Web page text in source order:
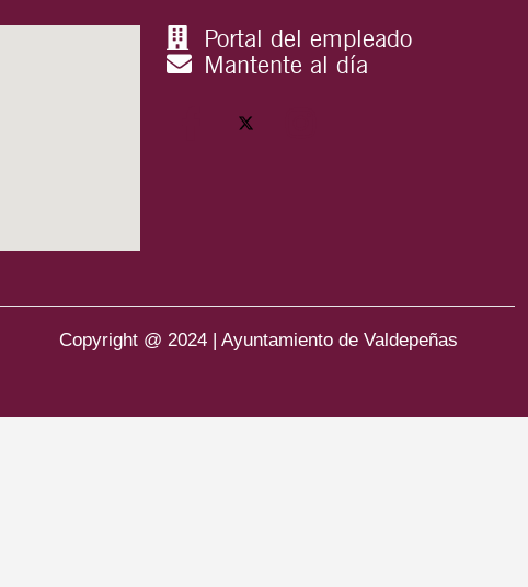
Portal del empleado
Mantente al día
Copyright @ 2024 | Ayuntamiento de Valdepeñas